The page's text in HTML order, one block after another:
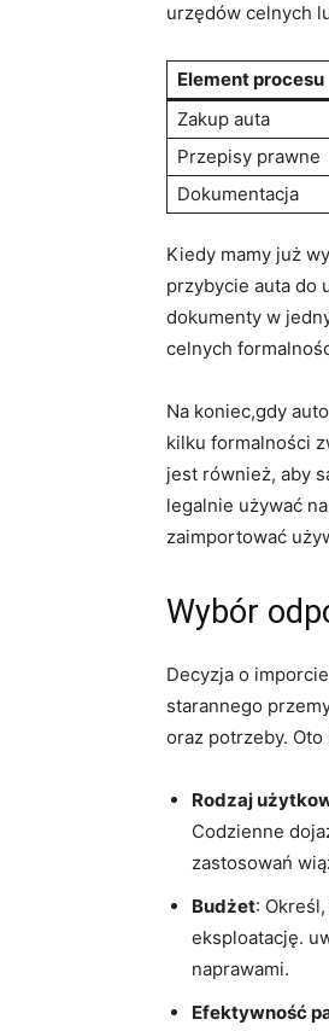
urzędów celnych
Element procesu
Zakup auta
Przepisy prawne
Dokumentacja
Kiedy mamy już
przybycie auta do
dokumenty w
celnych
Na koniec,gdy
kilku formalności
jest również, aby
legalnie używać
zaimportować
Wybór
Decyzja o
starannego
oraz potrzeby.
Rodzaj
Codzienne
zastosowań
Budżet:
eksploatację.
naprawami.
Efektywność